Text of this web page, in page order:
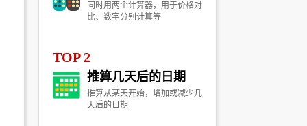
同时用两个计算器，用于价格对
比、数字分别计算等
TOP 2
推算几天后的日期
推算从某天开始，增加或减少几
天后的日期